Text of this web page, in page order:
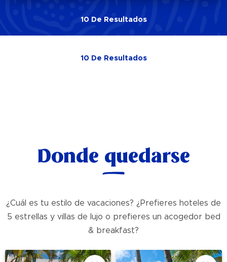
10 De Resultados
10 De Resultados
Donde quedarse
¿Cuál es tu estilo de vacaciones? ¿Prefieres hoteles de
5 estrellas y villas de lujo o prefieres un acogedor bed
& breakfast?